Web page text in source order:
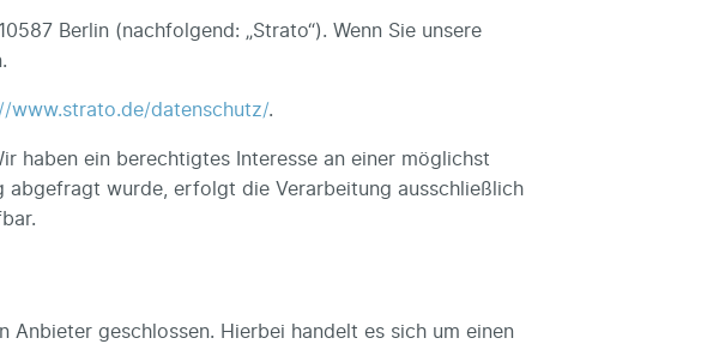
Berlin (nachfolgend: „Strato“). Wenn Sie unsere
www.strato.de/datenschutz/.
haben ein berechtigtes Interesse an einer möglichst
abgefragt wurde, erfolgt die Verarbeitung ausschließlich
geschlossen. Hierbei handelt es sich um einen